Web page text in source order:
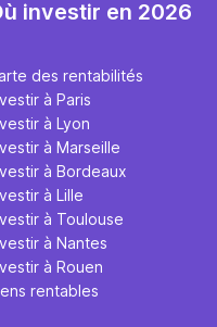
complet !
investir en 2026
des rentabilités
à Paris
à Lyon
à Marseille
à Bordeaux
à Lille
à Toulouse
à Nantes
à Rouen
rentables